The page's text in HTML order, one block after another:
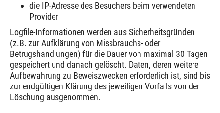
die IP-Adresse des Besuchers beim verwendeten
Provider
Logfile-Informationen werden aus Sicherheitsgründen
(z.B. zur Aufklärung von Missbrauchs- oder
Betrugshandlungen) für die Dauer von maximal 30 Tagen
gespeichert und danach gelöscht. Daten, deren weitere
Aufbewahrung zu Beweiszwecken erforderlich ist, sind bis
zur endgültigen Klärung des jeweiligen Vorfalls von der
Löschung ausgenommen.